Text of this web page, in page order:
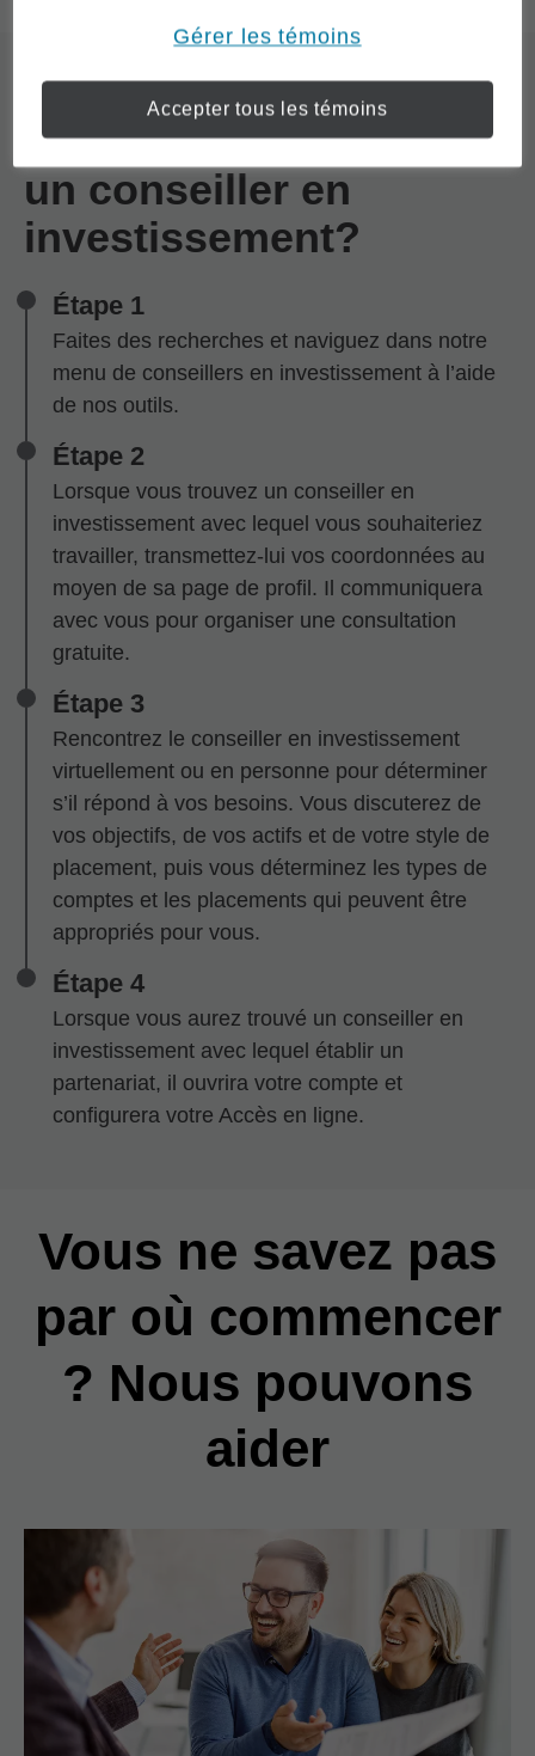
Quel est le processus
d’un partenariat avec
un conseiller en
investissement?
Étape 1
Faites des recherches et naviguez dans notre
menu de conseillers en investissement à l’aide
de nos outils.
Étape 2
Lorsque vous trouvez un conseiller en
investissement avec lequel vous souhaiteriez
travailler, transmettez-lui vos coordonnées au
moyen de sa page de profil. Il communiquera
avec vous pour organiser une consultation
gratuite.
Étape 3
Rencontrez le conseiller en investissement
virtuellement ou en personne pour déterminer
s’il répond à vos besoins. Vous discuterez de
vos objectifs, de vos actifs et de votre style de
placement, puis vous déterminez les types de
comptes et les placements qui peuvent être
appropriés pour vous.
Étape 4
Lorsque vous aurez trouvé un conseiller en
investissement avec lequel établir un
partenariat, il ouvrira votre compte et
configurera votre Accès en ligne.
Vous ne savez pas
par où commencer
? Nous pouvons
aider
Pour en savoir plus sur la façon dont nous utilisons les
veuillez consulter notreDéclaration de confidentialité de
l’information transmise en ligne opens in a new window
.
Gérer les témoins
Accepter tous les témoins